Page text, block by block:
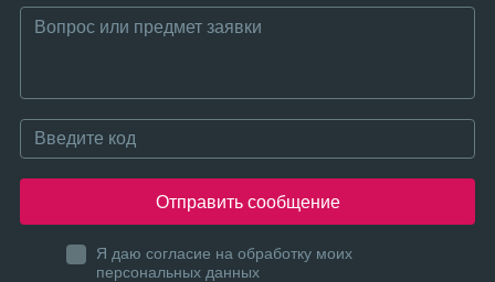
Отправить сообщение
Я даю согласие на обработку моих
персональных данных